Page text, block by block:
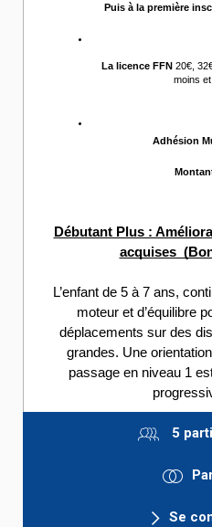
Puis à la première
La licence FFN 20€,
moins
Adhésion
Débutant Plus :
acquises
L’enfant de 5 à 7 ans,
moteur et d’équilibre
déplacements sur des
grandes. Une
passage en niveau 1
5
Se